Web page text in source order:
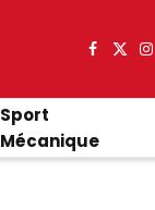
Facebook
X
Sport
Mécanique